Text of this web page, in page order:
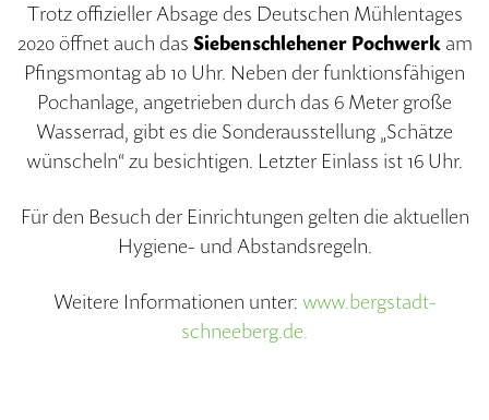
Trotz offizieller Absage des Deutschen Mühlentages
2020 öffnet auch das Siebenschlehener Pochwerkam
Pfingsmontag ab 10 Uhr. Neben der funktionsfähigen
Pochanlage, angetrieben durch das 6 Meter große
Wasserrad, gibt es die Sonderausstellung „Schätze
wünscheln“ zu besichtigen. Letzter Einlass ist 16 Uhr.
Für den Besuch der Einrichtungen gelten die aktuellen
Hygiene- und Abstandsregeln.
Weitere Informationen unter: www.bergstadt-
schneeberg.de.